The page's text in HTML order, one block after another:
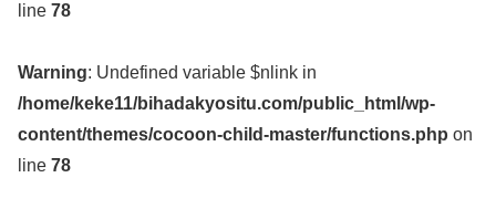
line 78
Warning: Undefined variable $nlink in
/home/keke11/bihadakyositu.com/public_html/wp-
content/themes/cocoon-child-master/functions.php on
line 78